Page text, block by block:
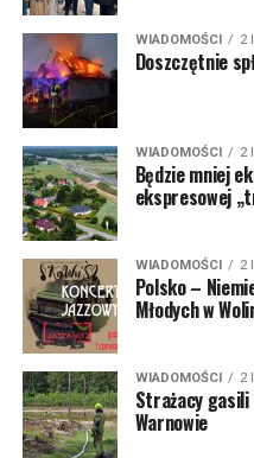
WIADOMOŚCI 2
Doszczętnie
WIADOMOŚCI 2
Będzie mniej
ekspresowej
WIADOMOŚCI 2
Polsko –
Młodych w
WIADOMOŚCI 2
Strażacy gasili
Warnowie